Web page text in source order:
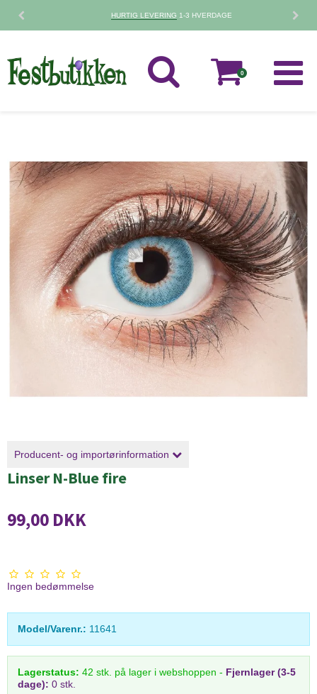
HURTIG LEVERING1-3 HVERDAGE
0
Producent- og importørinformation
Linser N-Blue fire
99,00 DKK
Ingen bedømmelse
Model/Varenr.: 11641
Lagerstatus: 42 stk. på lager i webshoppen - Fjernlager (3-5
dage): 0 stk.